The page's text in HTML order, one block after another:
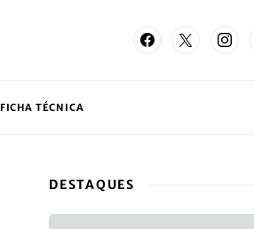
FICHA TÉCNICA
DESTAQUES